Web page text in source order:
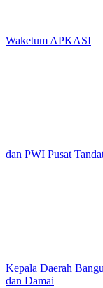
Waketum APKASI
dan PWI Pusat
Kepala Daerah
dan Damai